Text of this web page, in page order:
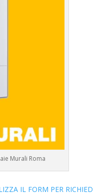
Murali Roma
IL FORM PER